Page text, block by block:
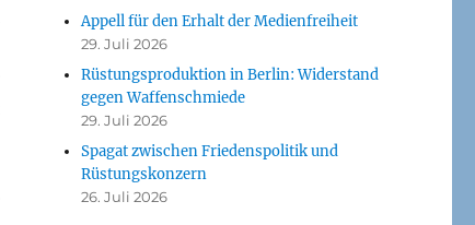
Appell für den Erhalt der Medienfreiheit
29. Juli 2026
Rüstungsproduktion in Berlin: Widerstand
gegen Waffenschmiede
29. Juli 2026
Spagat zwischen Friedenspolitik und
Rüstungskonzern
26. Juli 2026